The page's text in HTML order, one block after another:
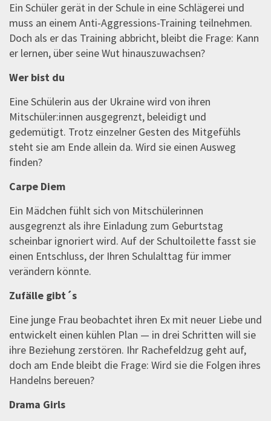
Ein Schüler gerät in der Schule in eine Schlägerei und
muss an einem Anti-Aggressions-Training teilnehmen.
Doch als er das Training abbricht, bleibt die Frage: Kann
er lernen, über seine Wut hinauszuwachsen?
Wer bist du
Eine Schülerin aus der Ukraine wird von ihren
Mitschüler:innen ausgegrenzt, beleidigt und
gedemütigt. Trotz einzelner Gesten des Mitgefühls
steht sie am Ende allein da. Wird sie einen Ausweg
finden?
Carpe Diem
Ein Mädchen fühlt sich von Mitschülerinnen
ausgegrenzt als ihre Einladung zum Geburtstag
scheinbar ignoriert wird. Auf der Schultoilette fasst sie
einen Entschluss, der Ihren Schulalttag für immer
verändern könnte.
Zufälle gibt´s
Eine junge Frau beobachtet ihren Ex mit neuer Liebe und
entwickelt einen kühlen Plan — in drei Schritten will sie
ihre Beziehung zerstören. Ihr Rachefeldzug geht auf,
doch am Ende bleibt die Frage: Wird sie die Folgen ihres
Handelns bereuen?
Drama Girls